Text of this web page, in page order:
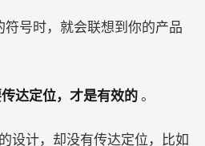
号时，就会联想到你的产品
达定位，才是有效的 。
设计，却没有传达定位，比如